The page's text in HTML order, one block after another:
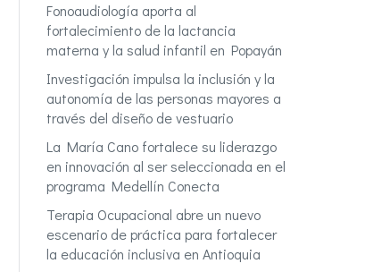
Fonoaudiología aporta al
fortalecimiento de la lactancia
materna y la salud infantil en Popayán
Investigación impulsa la inclusión y la
autonomía de las personas mayores a
través del diseño de vestuario
La María Cano fortalece su liderazgo
en innovación al ser seleccionada en el
programa Medellín Conecta
Terapia Ocupacional abre un nuevo
escenario de práctica para fortalecer
la educación inclusiva en Antioquia